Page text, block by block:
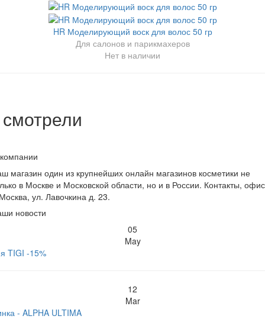
HR Моделирующий воск для волос 50 гр
Для салонов и парикмахеров
Нет в наличии
магазин один из крупнейших онлайн магазинов косметики не
в Москве и Московской области, но и в России. Контакты,
ул. Лавочкина д. 23.
новости
05
May
TIGI -15%
12
Mar
- ALPHA ULTIMA